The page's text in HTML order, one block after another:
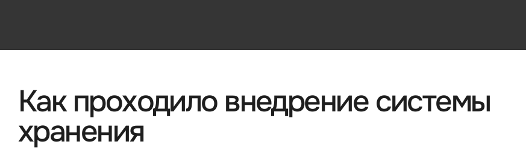
Как проходило внедрение системы
хранения